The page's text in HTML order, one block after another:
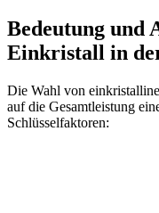
Bedeutung und
Einkristall in
Die Wahl von
auf die Gesamtleistung
Schlüsselfaktoren: